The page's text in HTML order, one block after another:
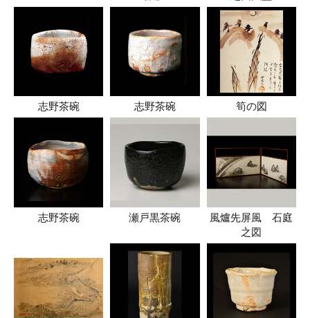
志野茶碗 志野茶碗 筍の図
志野茶碗 瀬戸黒茶碗
風爐先屏風 石庭
之図